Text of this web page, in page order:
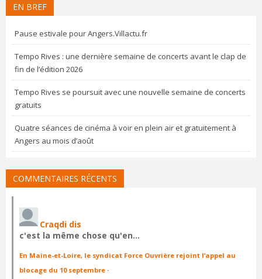
EN BREF
Pause estivale pour Angers.Villactu.fr
Tempo Rives : une dernière semaine de concerts avant le clap de
fin de l’édition 2026
Tempo Rives se poursuit avec une nouvelle semaine de concerts
gratuits
Quatre séances de cinéma à voir en plein air et gratuitement à
Angers au mois d’août
COMMENTAIRES RÉCENTS
Craqdi dis
c'est la même chose qu'en…
En Maine-et-Loire, le syndicat Force Ouvrière rejoint l’appel au
blocage du 10 septembre ·